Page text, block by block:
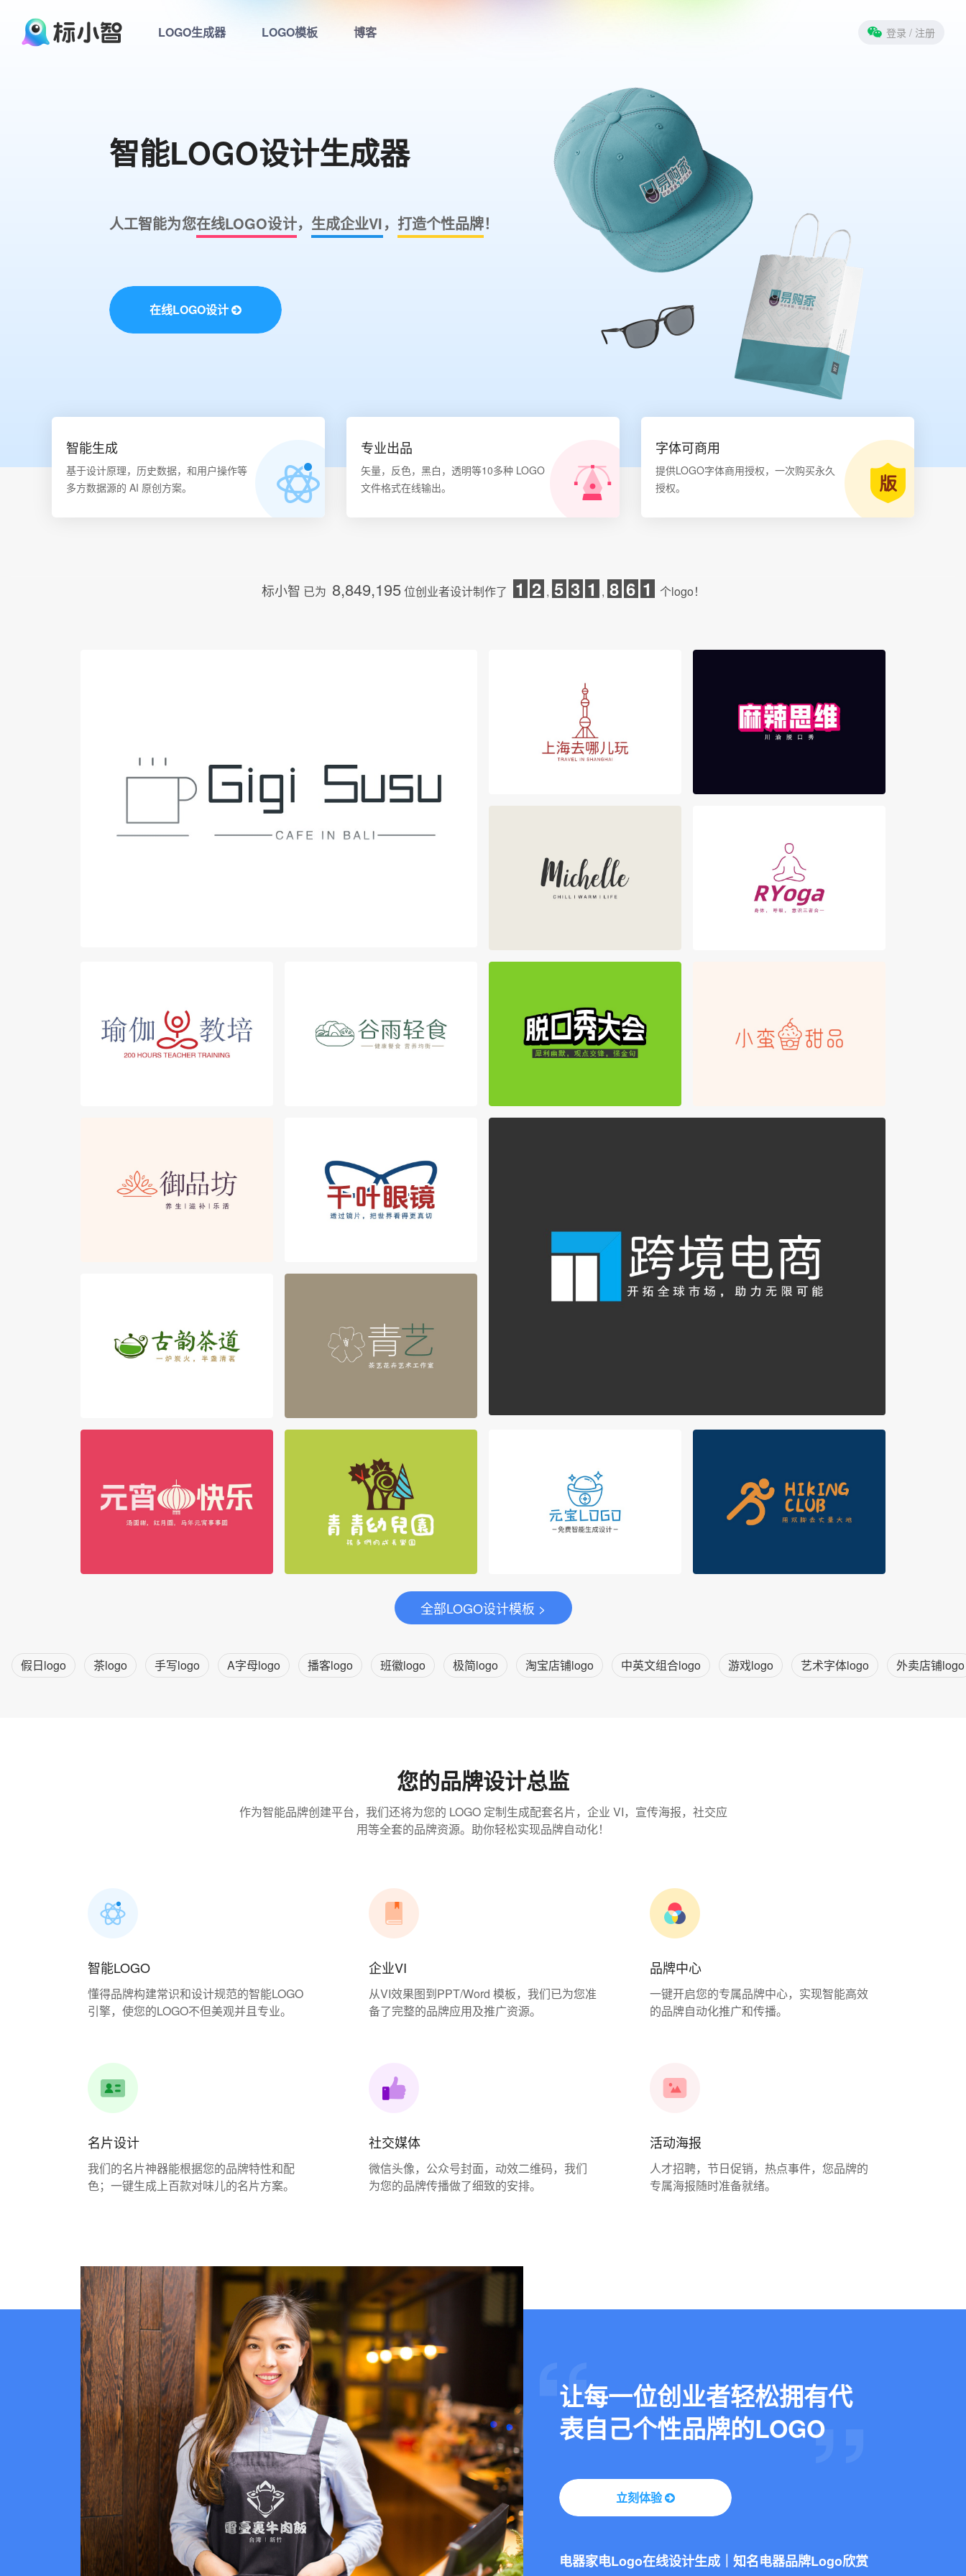
LOGO生成器 LOGO模板 博客 登录 / 注册
登录
智能LOGO设计生成器
人工智能为您在线LOGO设计， 生成企业VI， 打造个性品牌！
在线LOGO设计
智能生成
基于设计原理，历史数据，和用户操作等
多方数据源的 AI 原创方案。
专业出品
矢量，反色，黑白，透明等10多种 LOGO
文件格式在线输出。
字体可商用
提供LOGO字体商用授权，一次购买永久
授权。
标小智 已为 8,849,195位创业者设计制作了 1 2 , 5 3 1 , 8 6 1 个logo！
全部LOGO设计模板 >
假日logo 茶logo 手写logo A字母logo 播客logo 班徽logo 极简logo 淘宝店铺logo 中英文组合logo 游戏logo 艺术字体logo 外卖店铺logo
您的品牌设计总监
作为智能品牌创建平台，我们还将为您的 LOGO 定制生成配套名片，企业 VI，宣传海报，社交应
用等全套的品牌资源。助你轻松实现品牌自动化！
智能LOGO
懂得品牌构建常识和设计规范的智能LOGO
引擎，使您的LOGO不但美观并且专业。
企业VI
从VI效果图到PPT/Word 模板，我们已为您准
备了完整的品牌应用及推广资源。
品牌中心
一键开启您的专属品牌中心，实现智能高效
的品牌自动化推广和传播。
名片设计
我们的名片神器能根据您的品牌特性和配
色；一键生成上百款对味儿的名片方案。
社交媒体
微信头像，公众号封面，动效二维码，我们
为您的品牌传播做了细致的安排。
活动海报
人才招聘，节日促销，热点事件，您品牌的
专属海报随时准备就绪。
让每一位创业者轻松拥有代
表自己个性品牌的LOGO
立刻体验
2024-10-24
3步在线生成动态LOGO：让你的品牌“活”起来
2025-02-25
库迪咖啡Logo品牌升级，咖啡Logo设计还能这么创意！